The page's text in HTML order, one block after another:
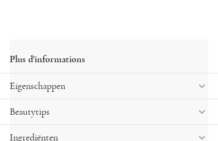
Eigenschappen
Beautytips
Ingrediënten